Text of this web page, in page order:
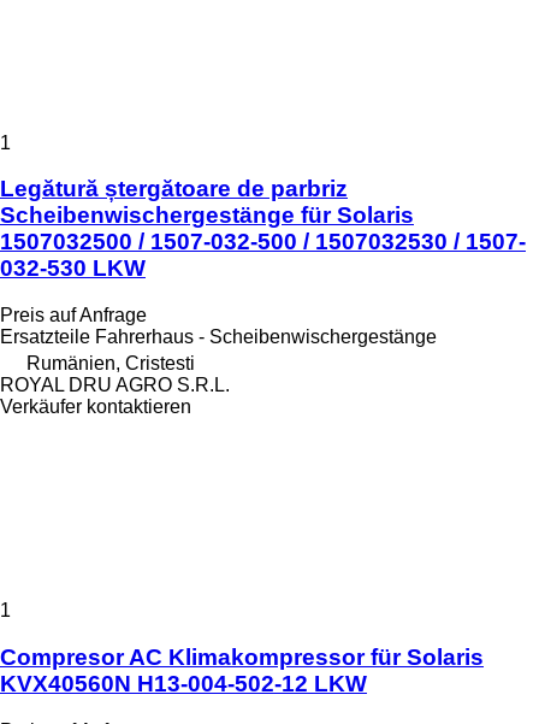
1
Legătură ștergătoare de parbriz
Scheibenwischergestänge für Solaris
1507032500 / 1507-032-500 / 1507032530 / 1507-
032-530 LKW
Preis auf Anfrage
Ersatzteile Fahrerhaus - Scheibenwischergestänge
Rumänien, Cristesti
ROYAL DRU AGRO S.R.L.
Verkäufer kontaktieren
1
Compresor AC Klimakompressor für Solaris
KVX40560N H13-004-502-12 LKW